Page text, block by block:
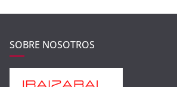
SOBRE NOSOTROS